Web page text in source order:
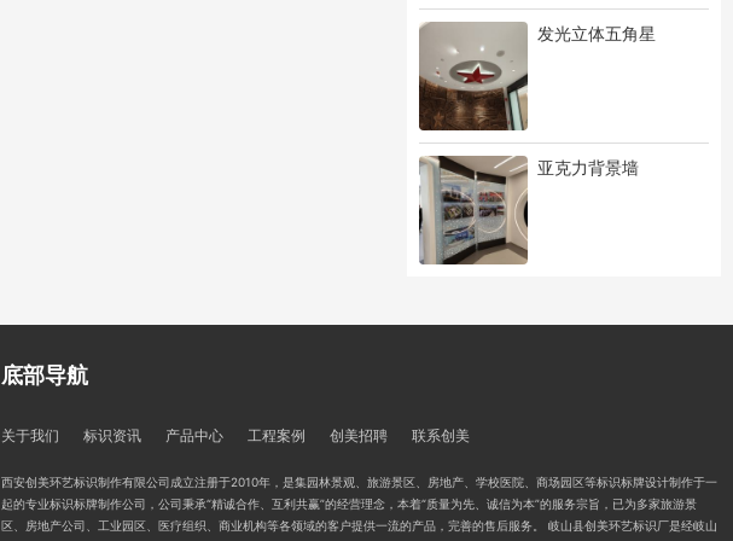
发光立体五角星
亚克力背景墙
底部导航
关于我们 标识资讯 产品中心 工程案例 创美招聘 联系创美
西安创美环艺标识制作有限公司成立注册于2010年，是集园林景观、旅游景区、房地产、学校医院、商场园区等标识标牌设计制作于一
起的专业标识标牌制作公司，公司秉承“精诚合作、互利共赢”的经营理念，本着“质量为先、诚信为本”的服务宗旨，已为多家旅游景
区、房地产公司、工业园区、医疗组织、商业机构等各领域的客户提供一流的产品，完善的售后服务。 岐山县创美环艺标识厂是经岐山